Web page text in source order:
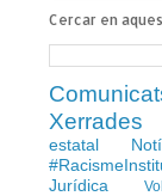
Cercar en
Xerrades
estatal
Jurídica